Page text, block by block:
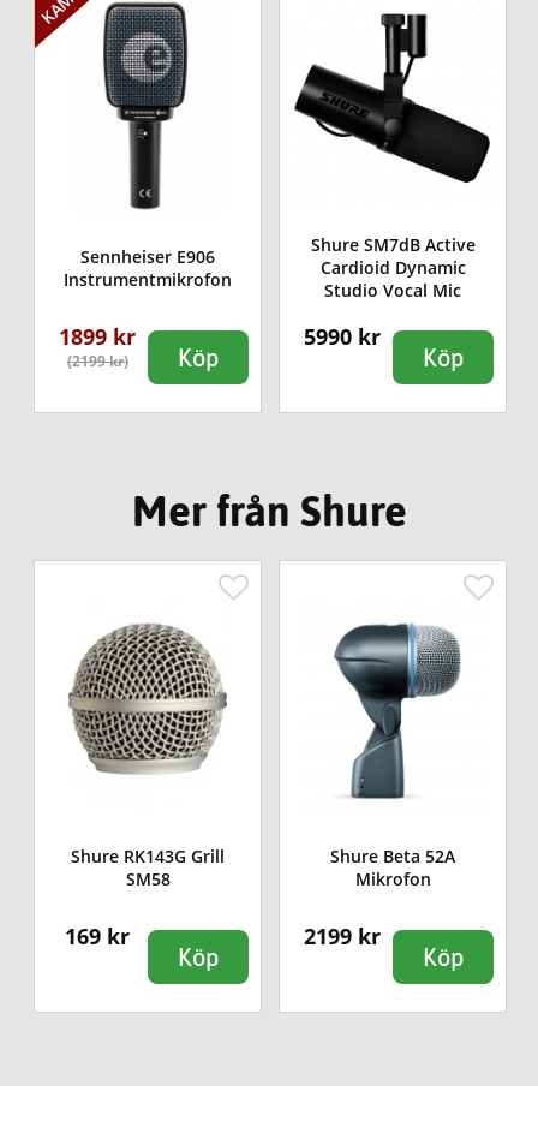
Sennheiser E906
Instrumentmikrofon
1899 kr
(2199 kr) Köp
Shure SM7dB Active
Cardioid Dynamic
Studio Vocal Mic
5990 kr
Köp
Mer från Shure
Shure RK143G Grill
SM58
169 kr
Köp
Shure Beta 52A
Mikrofon
2199 kr
Köp